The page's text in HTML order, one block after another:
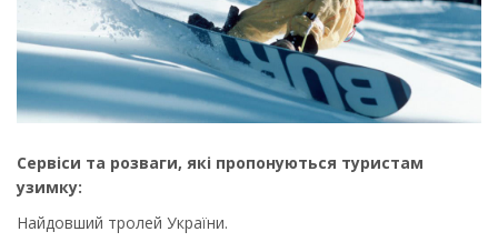
Сервіси та розваги, які пропонуються туристам
узимку:
Найдовший тролей України.